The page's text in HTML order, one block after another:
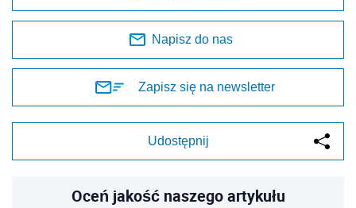
Napisz do nas
Zapisz się na newsletter
Udostępnij
Oceń jakość naszego artykułu